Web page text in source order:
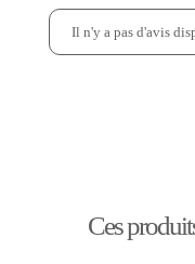
Il n'y a pas d'avis
Ces